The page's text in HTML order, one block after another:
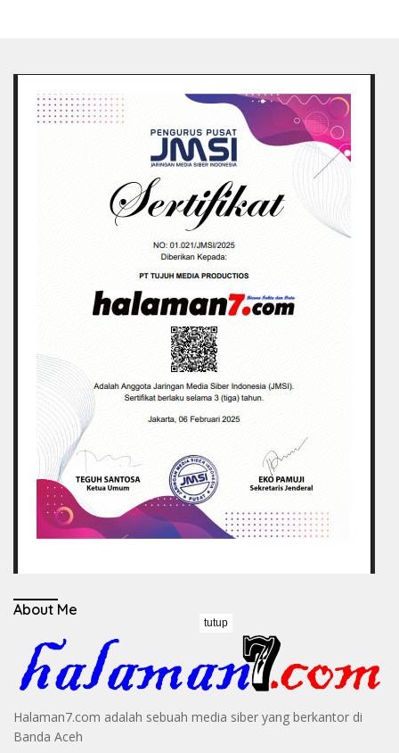
About Me
Halaman7.com adalah sebuah media siber yang berkantor di
Banda Aceh
tutup